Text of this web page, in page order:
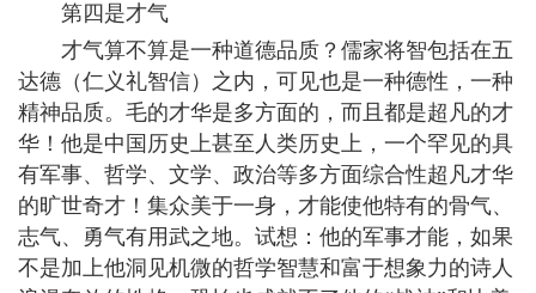
第四是才气
才气算不算是一种道德品质？儒家将智包括在五
达德（仁义礼智信）之内，可见也是一种德性，一种
精神品质。毛的才华是多方面的，而且都是超凡的才
华！他是中国历史上甚至人类历史上，一个罕见的具
有军事、哲学、文学、政治等多方面综合性超凡才华
的旷世奇才！集众美于一身，才能使他特有的骨气、
志气、勇气有用武之地。试想：他的军事才能，如果
不是加上他洞见机微的哲学智慧和富于想象力的诗人